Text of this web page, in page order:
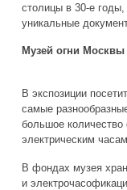
столицы в 30-е
уникальные
Музей огни Москвы
В экспозиции
самые
большое
электрическим
В фондах музея
и